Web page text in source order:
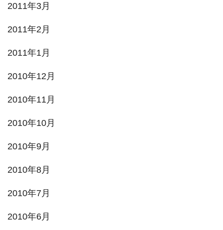
2011年3月
2011年2月
2011年1月
2010年12月
2010年11月
2010年10月
2010年9月
2010年8月
2010年7月
2010年6月